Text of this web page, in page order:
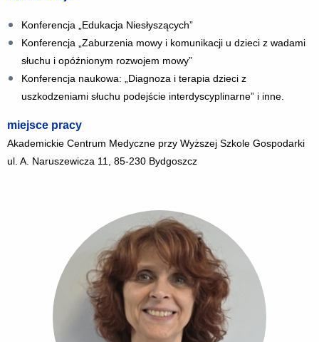
Konferencja „Edukacja Niesłyszących”
Konferencja „Zaburzenia mowy i komunikacji u dzieci z wadami
słuchu i opóźnionym rozwojem mowy”
Konferencja naukowa: „Diagnoza i terapia dzieci z
uszkodzeniami słuchu podejście interdyscyplinarne” i inne.
miejsce pracy
Akademickie Centrum Medyczne przy Wyższej Szkole Gospodarki
ul. A. Naruszewicza 11, 85-230 Bydgoszcz